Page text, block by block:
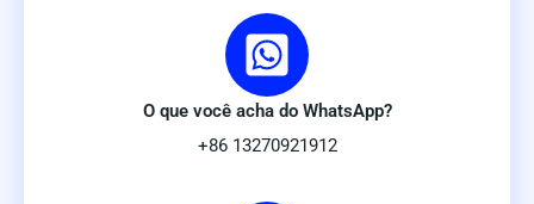
O que você acha do WhatsApp?
+86 13270921912